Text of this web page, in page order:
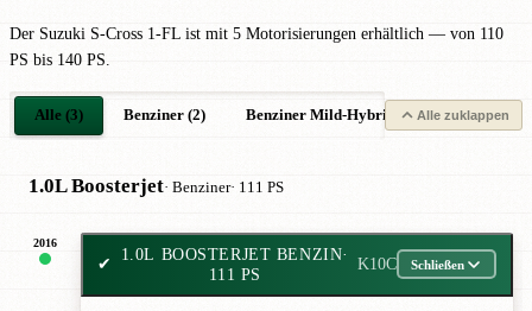
Der Suzuki S-Cross 1-FL ist mit 5 Motorisierungen erhältlich — von 110
PS bis 140 PS.
Alle (3) Benziner (2) Benziner Mild-Hybrid (1) Alle zuklappen
1.0L Boosterjet· Benziner· 111 PS
2016
✔
1.0L BOOSTERJET BENZIN·
111 PS
K10C Schließen